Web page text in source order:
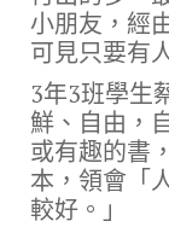
小朋友，經
可見只要有
3年3班學生
鮮、自由，
或有趣的書
本，領會「
較好。」